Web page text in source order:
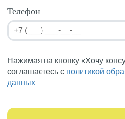
Телефон
Нажимая на кнопку «Хочу
соглашаетесь с политикой
данных